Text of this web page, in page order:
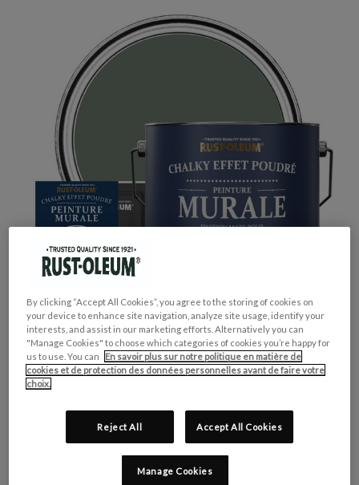
GROUPE DE COULEUR:
COLLECTION DE COULEUR: Tons Moyens
By clicking “Accept All Cookies”, you agree to the storing of cookies on
your device to enhance site navigation, analyze site usage, identify your
interests, and assist in our marketing efforts. Alternatively you can
"Manage Cookies" to choose which categories of cookies you’re happy for
us to use. You can
En savoir plus sur notre politique en matière de
cookies et de protection des données personnelles avant de faire votre
choix.
Reject All Accept All Cookies
Manage Cookies